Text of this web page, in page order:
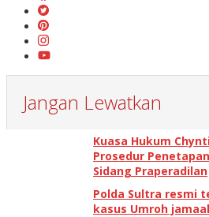
Jangan Lewatkan
Kuasa Hukum
Prosedur
Sidang Praperadilan
Polda Sultra resmi
kasus Umroh